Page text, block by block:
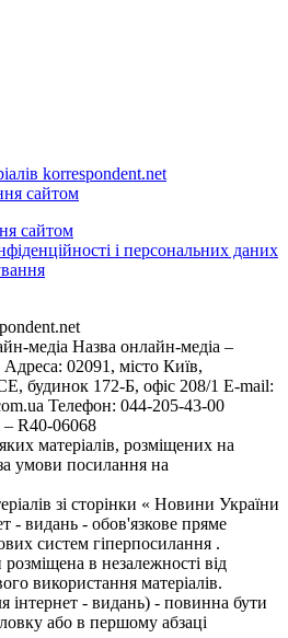
korrespondent.net
сайтом
сайтом
і персональних даних
медіа Назва онлайн-медіа –
02091, місто Київ,
172-Б, офіс 208/1 E-mail:
Телефон: 044-205-43-00
– R40-06068
матеріалів, розміщених на
умови посилання на
зі сторінки « Новини України
- видань - обов'язкове пряме
систем гіперпосилання .
в незалежності від
використання матеріалів.
інтернет - видань) - повинна бути
або в першому абзаці